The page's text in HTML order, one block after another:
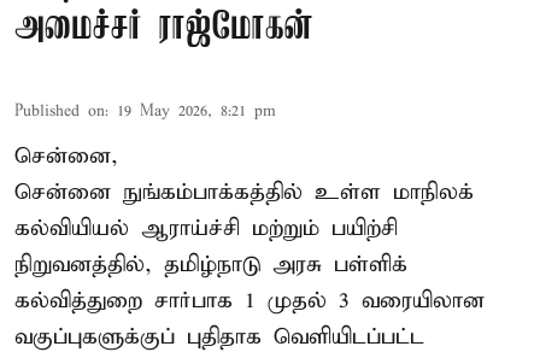
அமைச்சர் ராஜ்மோகன்
Published on: 19 May 2026, 8:21 pm
சென்னை,
சென்னை நுங்கம்பாக்கத்தில் உள்ள மாநிலக்
கல்வியியல் ஆராய்ச்சி மற்றும் பயிற்சி
நிறுவனத்தில், தமிழ்நாடு அரசு பள்ளிக்
கல்வித்துறை சார்பாக 1 முதல் 3 வரையிலான
வகுப்புகளுக்குப் புதிதாக வெளியிடப்பட்ட